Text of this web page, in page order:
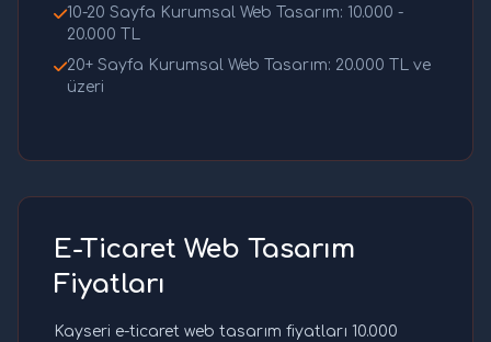
10-20 Sayfa Kurumsal Web Tasarım: 10.000 -
20.000 TL
20+ Sayfa Kurumsal Web Tasarım: 20.000 TL ve
üzeri
E-Ticaret Web Tasarım
Fiyatları
Kayseri e-ticaret web tasarım fiyatları 10.000